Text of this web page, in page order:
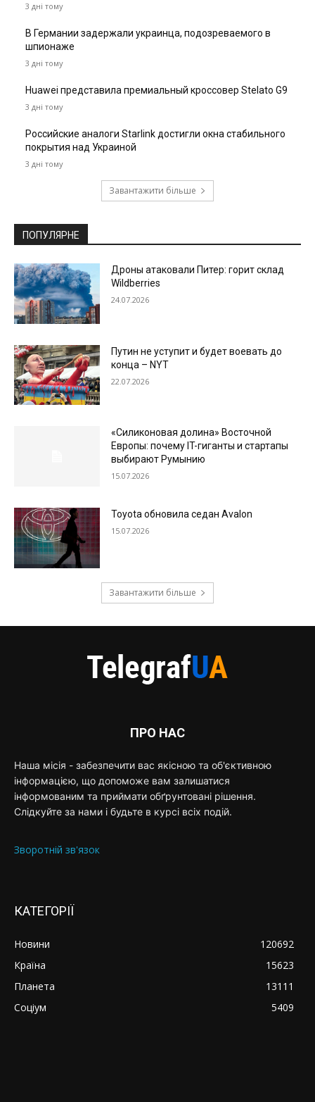
3 дні тому
В Германии задержали украинца, подозреваемого в
шпионаже
3 дні тому
Huawei представила премиальный кроссовер Stelato G9
3 дні тому
Российские аналоги Starlink достигли окна стабильного
покрытия над Украиной
3 дні тому
Завантажити більше
ПОПУЛЯРНЕ
Дроны атаковали Питер: горит склад
Wildberries
24.07.2026
Путин не уступит и будет воевать до
конца – NYT
22.07.2026
«Силиконовая долина» Восточной
Европы: почему IT-гиганты и стартапы
выбирают Румынию
15.07.2026
Toyota обновила седан Avalon
15.07.2026
Завантажити більше
ПРО НАС
Наша місія - забезпечити вас якісною та об'єктивною
інформацією, що допоможе вам залишатися
інформованим та приймати обґрунтовані рішення.
Слідкуйте за нами і будьте в курсі всіх подій.
Зворотній зв'язок
КАТЕГОРІЇ
Новини
120692
Країна
15623
Планета
13111
Соціум
5409